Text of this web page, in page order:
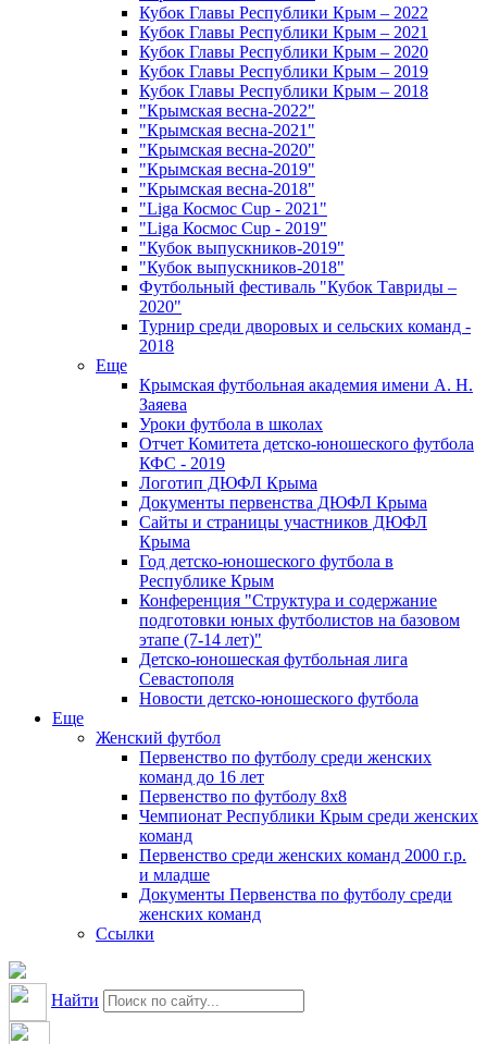
Кубок Главы Республики Крым – 2022
Кубок Главы Республики Крым – 2021
Кубок Главы Республики Крым – 2020
Кубок Главы Республики Крым – 2019
Кубок Главы Республики Крым – 2018
"Крымская весна-2022"
"Крымская весна-2021"
"Крымская весна-2020"
"Крымская весна-2019"
"Крымская весна-2018"
"Liga Космос Cup - 2021"
"Liga Космос Cup - 2019"
"Кубок выпускников-2019"
"Кубок выпускников-2018"
Футбольный фестиваль "Кубок Тавриды –
2020"
Турнир среди дворовых и сельских команд -
2018
Еще
Крымская футбольная академия имени А. Н.
Заяева
Уроки футбола в школах
Отчет Комитета детско-юношеского футбола
КФС - 2019
Логотип ДЮФЛ Крыма
Документы первенства ДЮФЛ Крыма
Сайты и страницы участников ДЮФЛ
Крыма
Год детско-юношеского футбола в
Республике Крым
Конференция "Структура и содержание
подготовки юных футболистов на базовом
этапе (7-14 лет)"
Детско-юношеская футбольная лига
Севастополя
Новости детско-юношеского футбола
Еще
Женский футбол
Первенство по футболу среди женских
команд до 16 лет
Первенство по футболу 8х8
Чемпионат Республики Крым среди женских
команд
Первенство среди женских команд 2000 г.р.
и младше
Документы Первенства по футболу среди
женских команд
Ссылки
Найти